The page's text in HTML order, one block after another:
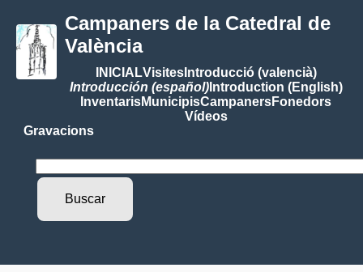
Campaners de la Catedral de
València
INICIALVisitesIntroducció (valencià)
Introducción (español)Introduction (English)
InventarisMunicipisCampanersFonedors
Vídeos
Gravacions